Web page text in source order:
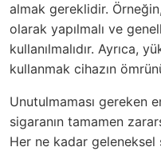
almak gereklidir.
olarak yapılmalı ve
kullanılmalıdır. Ayrıca,
kullanmak cihazın
Unutulmaması gereken
sigaranın tamamen
Her ne kadar geleneksel